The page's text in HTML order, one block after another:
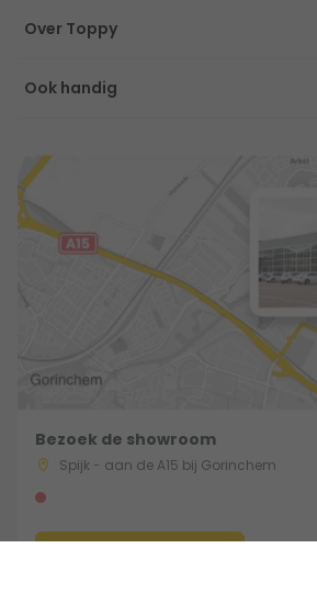
Over Toppy
Ook handig
Bezoek de showroom
Spijk - aan de A15 bij Gorinchem